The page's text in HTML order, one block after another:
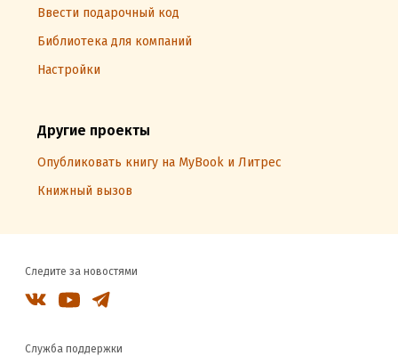
Ввести подарочный код
Библиотека для компаний
Настройки
Другие проекты
Опубликовать книгу на MyBook и Литрес
Книжный вызов
Следите за новостями
Служба поддержки